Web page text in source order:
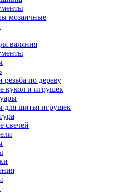
мозаичные
валяния
по дереву
кукол и игрушек
для шитья игрушек
свечей